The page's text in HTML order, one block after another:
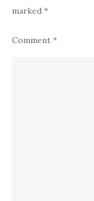
marked *
Comment *